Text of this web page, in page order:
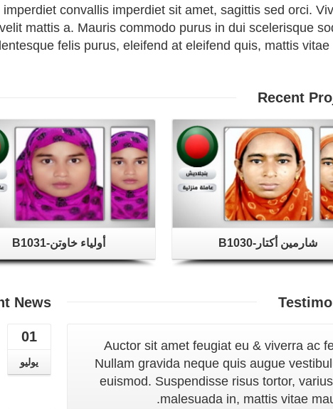
convallis imperdiet sit amet, sagittis sed orci.
mattis a. Mauris commodo purus in dui scelerisque
felis purus, eleifend at eleifend quis, mattis vitae
Recent
أولياء خاوتن-B1031 شارمين أكتار-B1030
News
01
يوليو
Auctor sit amet feugiat eu & viverra ac
Nullam gravida neque quis augue
euismod. Suspendisse risus tortor,
malesuada in, mattis vitae